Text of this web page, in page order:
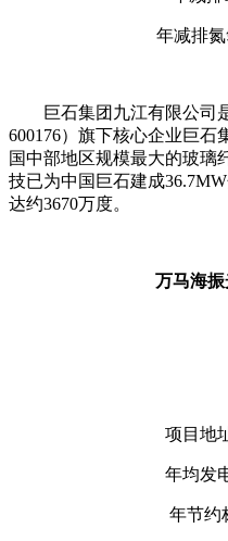
年减排
巨石集团九江有限公司
600176）旗下核心企业巨
国中部地区规模最大的玻璃
技已为中国巨石建成
达约3670万度。
万马海
项目地
年均发
年节约